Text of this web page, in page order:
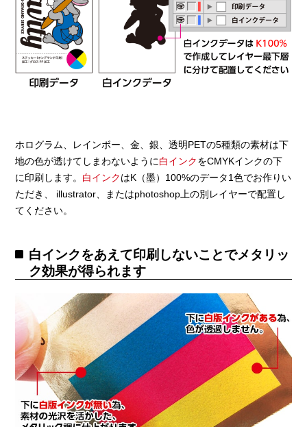
ホログラム、レインボー、金、銀、透明PETの5種類の素材は下
地の色が透けてしまわないように白インクをCMYKインクの下
に印刷します。 白インクはK（墨）100%のデータ1色でお作りい
ただき、 illustrator、またはphotoshop上の別レイヤーで配置し
てください。
白インクをあえて印刷しないことでメタリッ
ク効果が得られます